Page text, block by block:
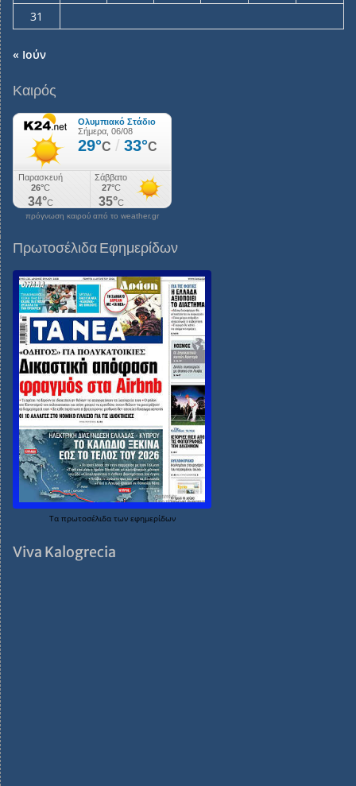
31
« Ιούν
Καιρός
πρόγνωση καιρού από το weather.gr
Πρωτοσέλιδα Εφημερίδων
Τα πρωτοσέλιδα των εφημερίδων
Viva Kalogrecia